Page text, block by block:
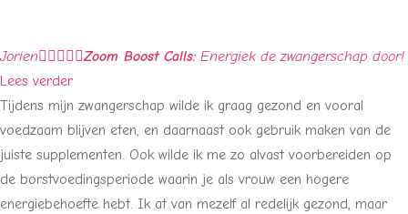
Jorien    Zoom Boost Calls: Energiek de zwangerschap door!
Lees verder
Tijdens mijn zwangerschap wilde ik graag gezond en vooral
voedzaam blijven eten, en daarnaast ook gebruik maken van de
juiste supplementen. Ook wilde ik me zo alvast voorbereiden op
de borstvoedingsperiode waarin je als vrouw een hogere
energiebehoefte hebt. Ik at van mezelf al redelijk gezond, maar